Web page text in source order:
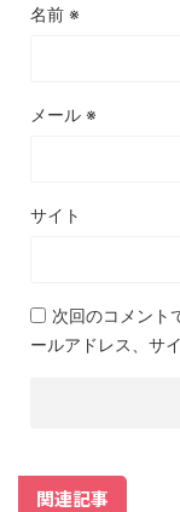
名前 ※
メール ※
サイト
次回のコメント
ールアドレス、サ
関連記事